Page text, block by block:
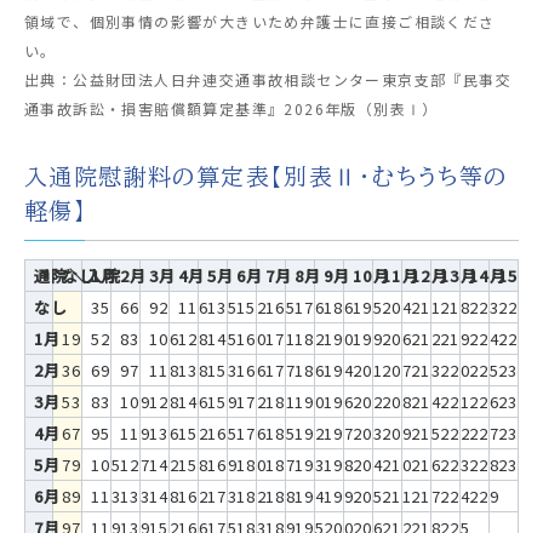
領域で、個別事情の影響が大きいため弁護士に直接ご相談くださ
い。
出典：公益財団法人日弁連交通事故相談センター東京支部『民事交
通事故訴訟・損害賠償額算定基準』2026年版（別表Ⅰ）
入通院慰謝料の算定表【別表Ⅱ・むちうち等の
軽傷】
通院＼入院
なし1月2月 3月 4月 5月 6月 7月 8月 9月 10月11月12月13月14月15月
なし
35 66 92 116135152165176186195204211218223228
1月 19 52 83 106128145160171182190199206212219224229
2月36 69 97 118138153166177186194201207213220225230
3月53 83 109128146159172181190196202208214221226231
4月67 95 119136152165176185192197203209215222227232
5月79 105127142158169180187193198204210216223228233
6月89 113133148162173182188194199205211217224229
7月97 119139152166175183189195200206212218225